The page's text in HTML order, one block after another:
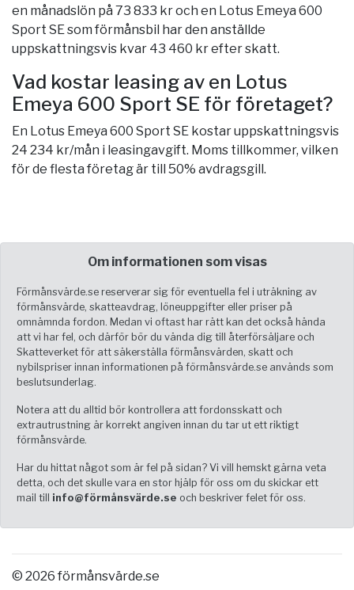
en månadslön på 73 833 kr och en Lotus Emeya 600
Sport SE som förmånsbil har den anställde
uppskattningsvis kvar 43 460 kr efter skatt.
Vad kostar leasing av en Lotus
Emeya 600 Sport SE för företaget?
En Lotus Emeya 600 Sport SE kostar uppskattningsvis
24 234 kr/mån i leasingavgift. Moms tillkommer, vilken
för de flesta företag är till 50% avdragsgill.
Om informationen som visas
Förmånsvärde.se reserverar sig för eventuella fel i uträkning av
förmånsvärde, skatteavdrag, löneuppgifter eller priser på
omnämnda fordon. Medan vi oftast har rätt kan det också hända
att vi har fel, och därför bör du vända dig till återförsäljare och
Skatteverket för att säkerställa förmånsvärden, skatt och
nybilspriser innan informationen på förmånsvärde.se används som
beslutsunderlag.
Notera att du alltid bör kontrollera att fordonsskatt och
extrautrustning är korrekt angiven innan du tar ut ett riktigt
förmånsvärde.
Har du hittat något som är fel på sidan? Vi vill hemskt gärna veta
detta, och det skulle vara en stor hjälp för oss om du skickar ett
mail till info@förmånsvärde.se och beskriver felet för oss.
© 2026 förmånsvärde.se